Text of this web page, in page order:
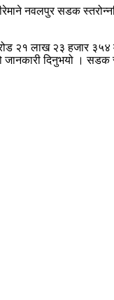
नवलपुर सडक
२१ लाख २३ हजार
दिनुभयो । सडक